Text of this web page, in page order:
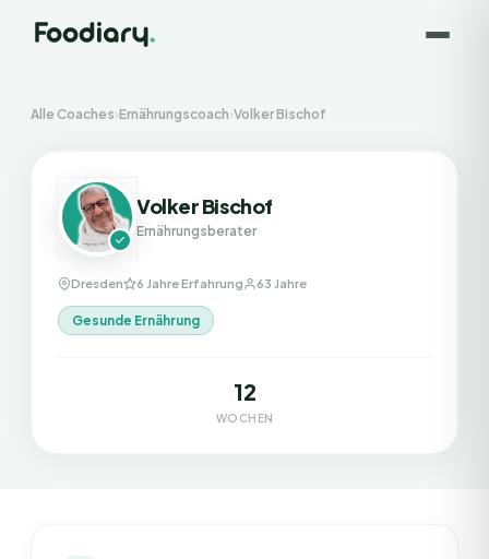
Alle Coaches›Ernährungscoach›Volker Bischof
Volker Bischof
Ernährungsberater
Dresden 6 Jahre Erfahrung 63 Jahre
Gesunde Ernährung
12
WOCHEN